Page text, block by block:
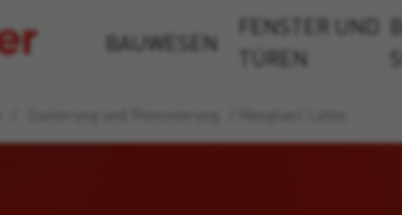
BAUWESEN
FENSTER UND
TÜREN